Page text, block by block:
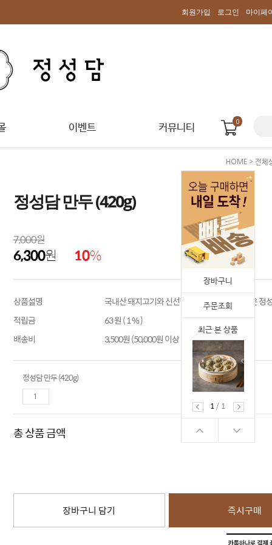
회원가입 로그인 마이페
이벤트 커뮤니티 0
장바구니
주문조회
최근 본 상품
1
/ 1
HOME>전체
정성담 만두 (420g)
7,000원
6,300원 10%
상품설명
국내산 돼지고기와 신선한 채소로 속을 가득 채운 정
적립금
63 원 ( 1 % )
배송비
3,500원 (50,000원 이상 구매 시 무료배송)
정성담 만두 (420g)
총 상품 금액
장바구니 담기 즉시구매